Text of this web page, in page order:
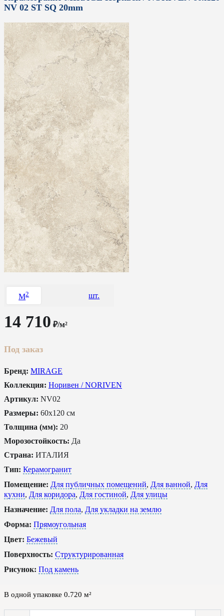
NV 02 ST SQ 20mm
M2 шт.
14 710 ₽/м²
Под заказ
Бренд: MIRAGE
Коллекция: Норивен / NORIVEN
Артикул: NV02
Размеры: 60x120 см
Толщина (мм): 20
Морозостойкость: Да
Страна: ИТАЛИЯ
Тип: Керамогранит
Помещение: Для публичных помещений, Для ванной, Для
кухни, Для коридора, Для гостиной, Для улицы
Назначение: Для пола, Для укладки на землю
Форма: Прямоугольная
Цвет: Бежевый
Поверхность: Структурированная
Рисунок: Под камень
В одной упаковке 0.720 м²